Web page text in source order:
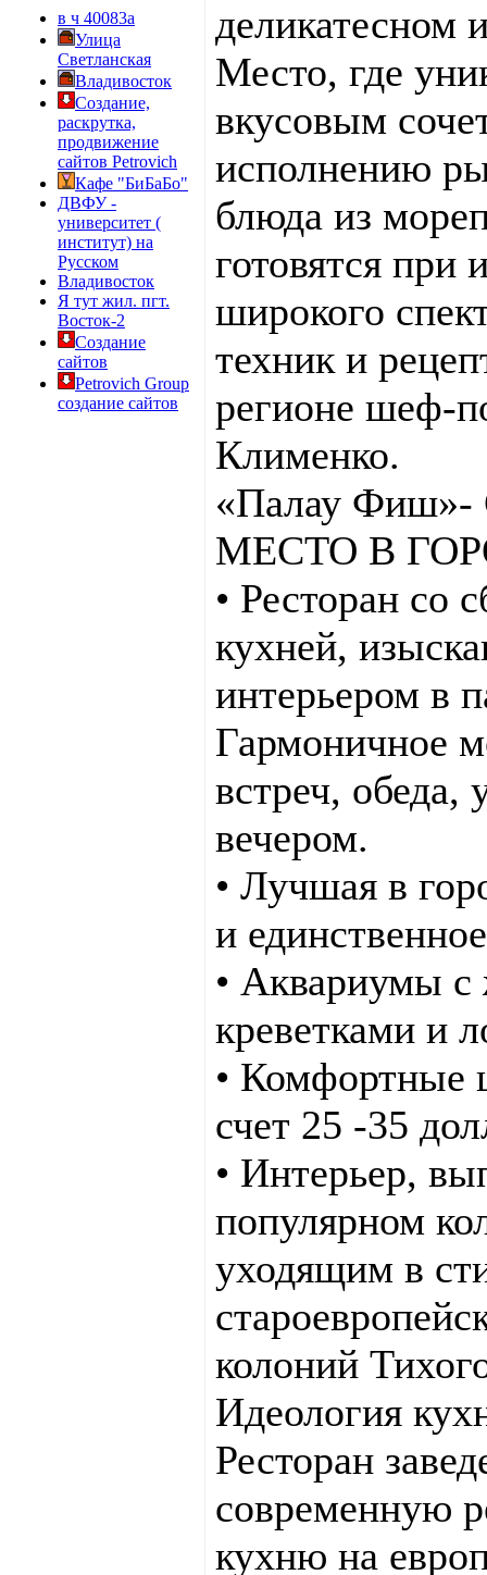
в ч 40083а
Улица
Светланская
Владивосток
Создание,
раскрутка,
продвижение
сайтов Petrovich
Кафе "БиБаБо"
ДВФУ -
университет (
институт) на
Русском
Владивосток
Я тут жил. пгт.
Восток-2
Создание
сайтов
Petrovich Group
создание сайтов
деликатесном
Место, где
вкусовым
исполнению
блюда из
готовятся при
широкого
техник и
регионе шеф-
Клименко.
«Палау
МЕСТО В
• Ресторан со
кухней,
интерьером в
Гармоничное
встреч,
вечером.
• Лучшая в
и
• Аквариумы
креветками и
• Комфортные
счет 25 -35
• Интерьер,
популярном
уходящим в
колоний
Идеология
Ресторан
современную
кухню на